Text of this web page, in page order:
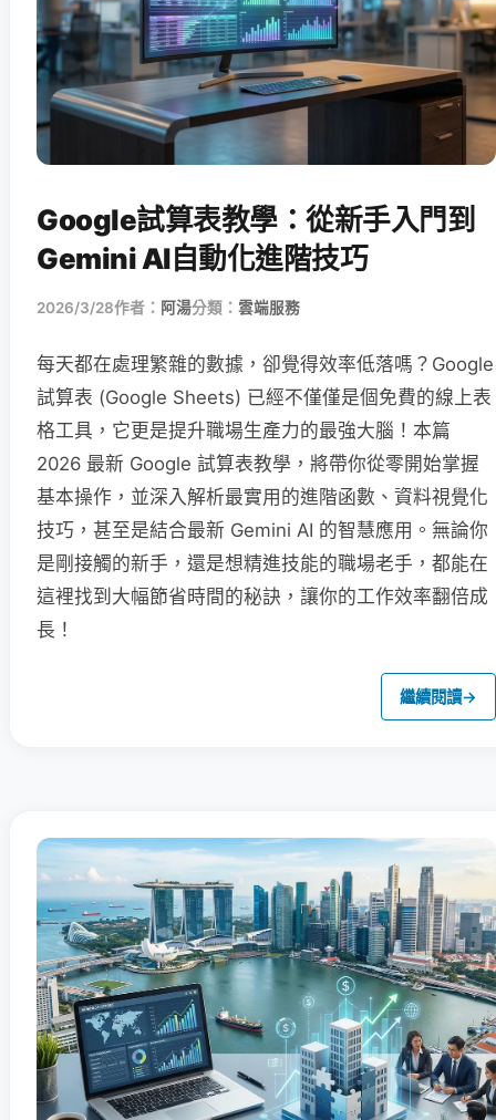
Google試算表教學：從新手入門到
Gemini AI自動化進階技巧
2026/3/28作者： 阿湯分類： 雲端服務
每天都在處理繁雜的數據，卻覺得效率低落嗎？Google
試算表 (Google Sheets) 已經不僅僅是個免費的線上表
格工具，它更是提升職場生產力的最強大腦！本篇
2026 最新 Google 試算表教學，將帶你從零開始掌握
基本操作，並深入解析最實用的進階函數、資料視覺化
技巧，甚至是結合最新 Gemini AI 的智慧應用。無論你
是剛接觸的新手，還是想精進技能的職場老手，都能在
這裡找到大幅節省時間的秘訣，讓你的工作效率翻倍成
長！
繼續閱讀→